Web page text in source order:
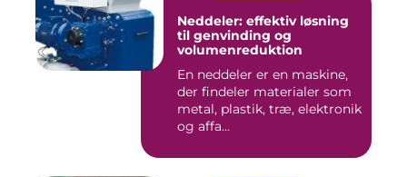
Neddeler: effektiv løsning
til genvinding og
volumenreduktion
En neddeler er en maskine,
der findeler materialer som
metal, plastik, træ, elektronik
og affa...